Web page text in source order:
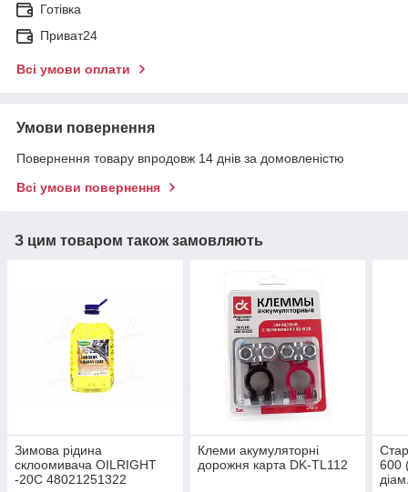
Готівка
Приват24
Всі умови оплати
Умови повернення
Повернення товару впродовж 14 днів за домовленістю
Всі умови повернення
З цим товаром також замовляють
Зимова рідина
склоомивача OILRIGHT
-20C 48021251322
Клеми акумуляторні
дорожня карта DK-TL112
600